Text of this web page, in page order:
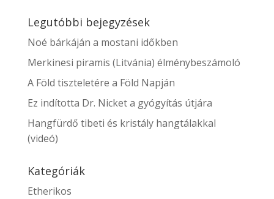
Legutóbbi bejegyzések
Noé bárkáján a mostani időkben
Merkinesi piramis (Litvánia) élménybeszámoló
A Föld tiszteletére a Föld Napján
Ez indította Dr. Nicket a gyógyítás útjára
Hangfürdő tibeti és kristály hangtálakkal
(videó)
Kategóriák
Etherikos